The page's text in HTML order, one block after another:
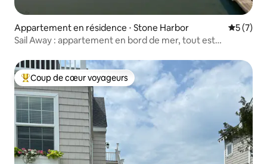
Appartement en résidence ⋅ Stone Harbor
5 (7)
Sail Away : appartement en bord de mer, tout est
Coups de cœur voyageurs les plus appréciés
Coup de cœur voyageurs